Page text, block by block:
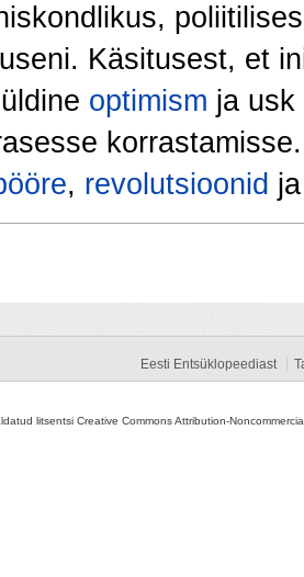
Käsitusest, et
optimism ja usk
, revolutsioonid
Eesti Entsüklopeediast
litsentsi Creative Commons Attribution-